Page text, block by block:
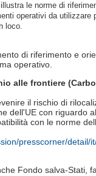
le norme di
operativi da utilizzare
loco.
di riferimento e
operativo.
alle frontiere
il rischio di
dell'UE con riguardo
con le norme
presscorner/detail/
Fondo salva-Stati,